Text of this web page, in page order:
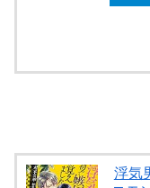
浮気